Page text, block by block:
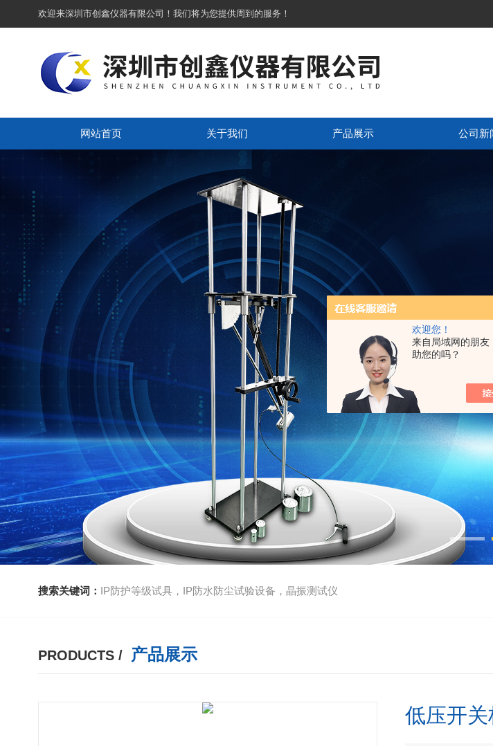
欢迎您！
来自局域网的朋友
助您的吗？
欢迎来深圳市创鑫仪器有限公司！我们将为您提供周到的服务！
网站首页 关于我们 产品展示 公司新
搜索关键词： IP防护等级试具，IP防水防尘试验设备，晶振测试仪
PRODUCTS / 产品展示
低压开